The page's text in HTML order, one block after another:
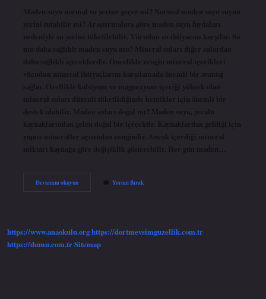
Maden suyu normal su yerine geçer mi? Normal maden suyu suyun
yerini tutabilir mi? Araştırmalara göre maden suyu faydaları
nedeniyle su yerine tüketilebilir. Vücudun su ihtiyacını karşılar. Su
mu daha sağlıklı maden suyu mu? Mineral suları diğer sulardan
daha sağlıklı içeceklerdir. Öncelikle zengin mineral içerikleri
vücudun mineral ihtiyaçlarını karşılamada önemli bir avantaj
sağlar. Özellikle kalsiyum ve magnezyum içeriği yüksek olan
mineral suları düzenli tüketildiğinde kemikler için önemli bir
destek olabilir. Maden suları doğal mı? Maden suyu, yeraltı
kaynaklarından gelen doğal bir içecektir. Kaynaklardan geldiği için
yapısı mineraller açısından zengindir. Ancak içerdiği mineral
miktarı kaynağa göre değişiklik gösterebilir. Her gün maden…
Devamını okuyunMaden
Yorum Bırak
https://www.anaokulu.orghttps://dortmevsimguzellik.com.tr
https://dumu.com.trSitemap